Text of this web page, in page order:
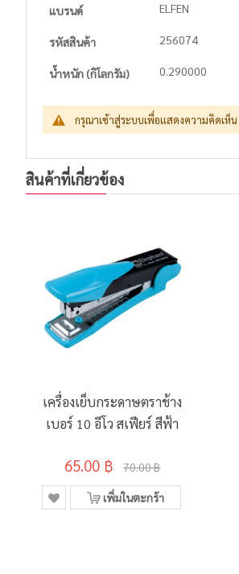
แบรนด์ ELFEN
รหัสสินค้า 256074
น้ำหนัก (กิโลกรัม) 0.290000
กรุณาเช้าสู่ระบบเพื่อแสดงความคิดเห็น
สินค้าที่เกี่ยวข้อง
เครื่องเย็บกระดาษตราช้าง
เบอร์ 10 อีโว สเฟียร์ สีฟ้า
65.00 ฿ 70.00 ฿
เพิ่มในตะกร้า